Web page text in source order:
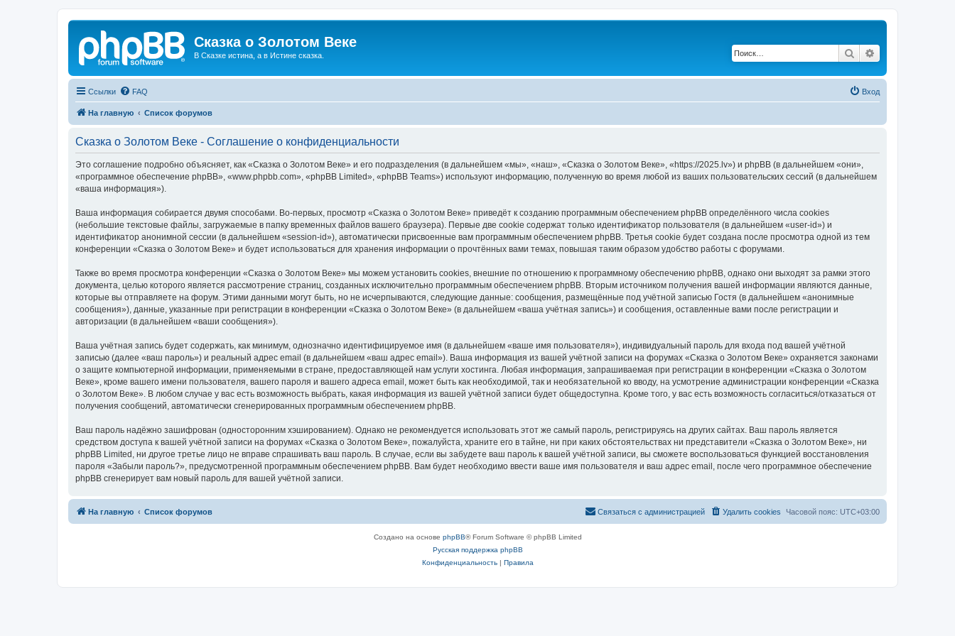
Сказка о Золотом Веке
В Сказке истина, а в Истине сказка. Поиск
Ссылки FAQ Вход
На главную Список форумов
Сказка о Золотом Веке - Соглашение о конфиденциальности
Это соглашение подробно объясняет, как «Сказка о Золотом Веке» и его подразделения (в дальнейшем «мы», «наш», «Сказка о Золотом Веке», «https://2025.lv») и phpBB (в дальнейшем «они»,
«программное обеспечение phpBB», «www.phpbb.com», «phpBB Limited», «phpBB Teams») используют информацию, полученную во время любой из ваших пользовательских сессий (в дальнейшем
«ваша информация»).
Ваша информация собирается двумя способами. Во-первых, просмотр «Сказка о Золотом Веке» приведёт к созданию программным обеспечением phpBB определённого числа cookies
(небольшие текстовые файлы, загружаемые в папку временных файлов вашего браузера). Первые две cookie содержат только идентификатор пользователя (в дальнейшем «user-id») и
идентификатор анонимной сессии (в дальнейшем «session-id»), автоматически присвоенные вам программным обеспечением phpBB. Третья cookie будет создана после просмотра одной из тем
конференции «Сказка о Золотом Веке» и будет использоваться для хранения информации о прочтённых вами темах, повышая таким образом удобство работы с форумами.
Также во время просмотра конференции «Сказка о Золотом Веке» мы можем установить cookies, внешние по отношению к программному обеспечению phpBB, однако они выходят за рамки этого
документа, целью которого является рассмотрение страниц, созданных исключительно программным обеспечением phpBB. Вторым источником получения вашей информации являются данные,
которые вы отправляете на форум. Этими данными могут быть, но не исчерпываются, следующие данные: сообщения, размещённые под учётной записью Гостя (в дальнейшем «анонимные
сообщения»), данные, указанные при регистрации в конференции «Сказка о Золотом Веке» (в дальнейшем «ваша учётная запись») и сообщения, оставленные вами после регистрации и
авторизации (в дальнейшем «ваши сообщения»).
Ваша учётная запись будет содержать, как минимум, однозначно идентифицируемое имя (в дальнейшем «ваше имя пользователя»), индивидуальный пароль для входа под вашей учётной
записью (далее «ваш пароль») и реальный адрес email (в дальнейшем «ваш адрес email»). Ваша информация из вашей учётной записи на форумах «Сказка о Золотом Веке» охраняется законами
о защите компьютерной информации, применяемыми в стране, предоставляющей нам услуги хостинга. Любая информация, запрашиваемая при регистрации в конференции «Сказка о Золотом
Веке», кроме вашего имени пользователя, вашего пароля и вашего адреса email, может быть как необходимой, так и необязательной ко вводу, на усмотрение администрации конференции «Сказка
о Золотом Веке». В любом случае у вас есть возможность выбрать, какая информация из вашей учётной записи будет общедоступна. Кроме того, у вас есть возможность согласиться/отказаться от
получения сообщений, автоматически сгенерированных программным обеспечением phpBB.
Ваш пароль надёжно зашифрован (односторонним хэшированием). Однако не рекомендуется использовать этот же самый пароль, регистрируясь на других сайтах. Ваш пароль является
средством доступа к вашей учётной записи на форумах «Сказка о Золотом Веке», пожалуйста, храните его в тайне, ни при каких обстоятельствах ни представители «Сказка о Золотом Веке», ни
phpBB Limited, ни другое третье лицо не вправе спрашивать ваш пароль. В случае, если вы забудете ваш пароль к вашей учётной записи, вы сможете воспользоваться функцией восстановления
пароля «Забыли пароль?», предусмотренной программным обеспечением phpBB. Вам будет необходимо ввести ваше имя пользователя и ваш адрес email, после чего программное обеспечение
phpBB сгенерирует вам новый пароль для вашей учётной записи.
На главную Список форумов Часовой пояс: UTC+03:00
Удалить cookies
Связаться с администрацией
Создано на основе phpBB® Forum Software © phpBB Limited
Русская поддержка phpBB
Конфиденциальность| Правила